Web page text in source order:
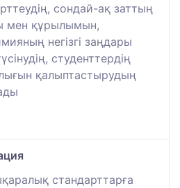
сондай-ақ заттың
мен құрылымын,
негізгі заңдары
студенттердің
қалыптастырудың
стандарттарға